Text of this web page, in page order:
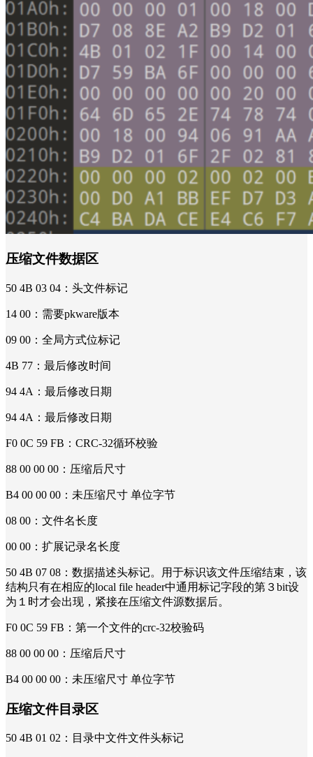
压缩文件数据区
50 4B 03 04：头文件标记
14 00：需要pkware版本
09 00：全局方式位标记
4B 77：最后修改时间
94 4A：最后修改日期
94 4A：最后修改日期
F0 0C 59 FB：CRC-32循环校验
88 00 00 00：压缩后尺寸
B4 00 00 00：未压缩尺寸 单位字节
08 00：文件名长度
00 00：扩展记录名长度
50 4B 07 08：数据描述头标记。用于标识该文件压缩结束，该
结构只有在相应的local file header中通用标记字段的第３bit设
为１时才会出现，紧接在压缩文件源数据后。
F0 0C 59 FB：第一个文件的crc-32校验码
88 00 00 00：压缩后尺寸
B4 00 00 00：未压缩尺寸 单位字节
压缩文件目录区
50 4B 01 02：目录中文件文件头标记